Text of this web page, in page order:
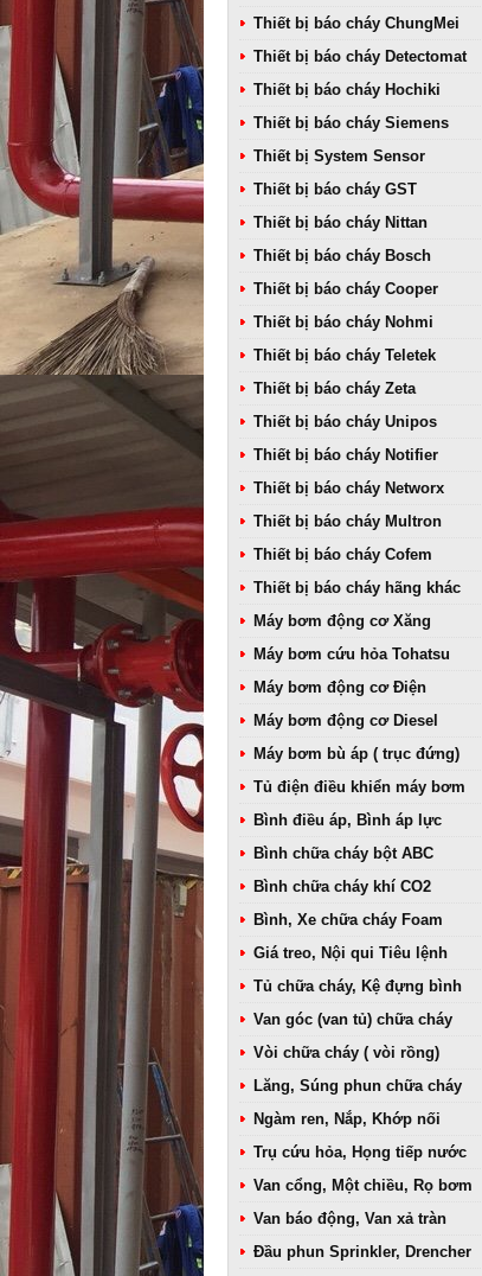
Thiết bị báo cháy ChungMei
Thiết bị báo cháy Detectomat
Thiết bị báo cháy Hochiki
Thiết bị báo cháy Siemens
Thiết bị System Sensor
Thiết bị báo cháy GST
Thiết bị báo cháy Nittan
Thiết bị báo cháy Bosch
Thiết bị báo cháy Cooper
Thiết bị báo cháy Nohmi
Thiết bị báo cháy Teletek
Thiết bị báo cháy Zeta
Thiết bị báo cháy Unipos
Thiết bị báo cháy Notifier
Thiết bị báo cháy Networx
Thiết bị báo cháy Multron
Thiết bị báo cháy Cofem
Thiết bị báo cháy hãng khác
Máy bơm động cơ Xăng
Máy bơm cứu hỏa Tohatsu
Máy bơm động cơ Điện
Máy bơm động cơ Diesel
Máy bơm bù áp ( trục đứng)
Tủ điện điều khiển máy bơm
Bình điều áp, Bình áp lực
Bình chữa cháy bột ABC
Bình chữa cháy khí CO2
Bình, Xe chữa cháy Foam
Giá treo, Nội qui Tiêu lệnh
Tủ chữa cháy, Kệ đựng bình
Van góc (van tủ) chữa cháy
Vòi chữa cháy ( vòi rồng)
Lăng, Súng phun chữa cháy
Ngàm ren, Nắp, Khớp nối
Trụ cứu hỏa, Họng tiếp nước
Van cổng, Một chiều, Rọ bơm
Van báo động, Van xả tràn
Đầu phun Sprinkler, Drencher